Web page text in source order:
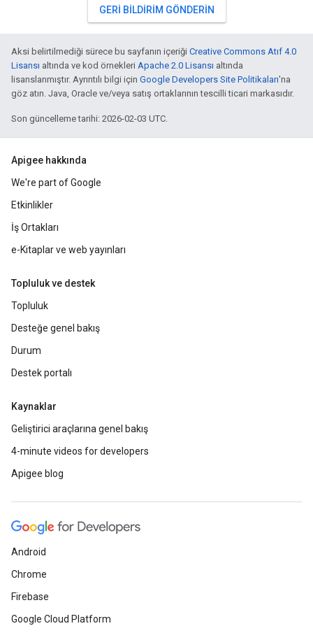
GERI BILDIRIM GÖNDERIN
Aksi belirtilmediği sürece bu sayfanın içeriği Creative Commons Atıf 4.0
Lisansı altında ve kod örnekleri Apache 2.0 Lisansı altında
lisanslanmıştır. Ayrıntılı bilgi için Google Developers Site Politikaları'na
göz atın. Java, Oracle ve/veya satış ortaklarının tescilli ticari markasıdır.
Son güncelleme tarihi: 2026-02-03 UTC.
Apigee hakkında
We're part of Google
Etkinlikler
İş Ortakları
e-Kitaplar ve web yayınları
Topluluk ve destek
Topluluk
Desteğe genel bakış
Durum
Destek portalı
Kaynaklar
Geliştirici araçlarına genel bakış
4-minute videos for developers
Apigee blog
Android
Chrome
Firebase
Google Cloud Platform